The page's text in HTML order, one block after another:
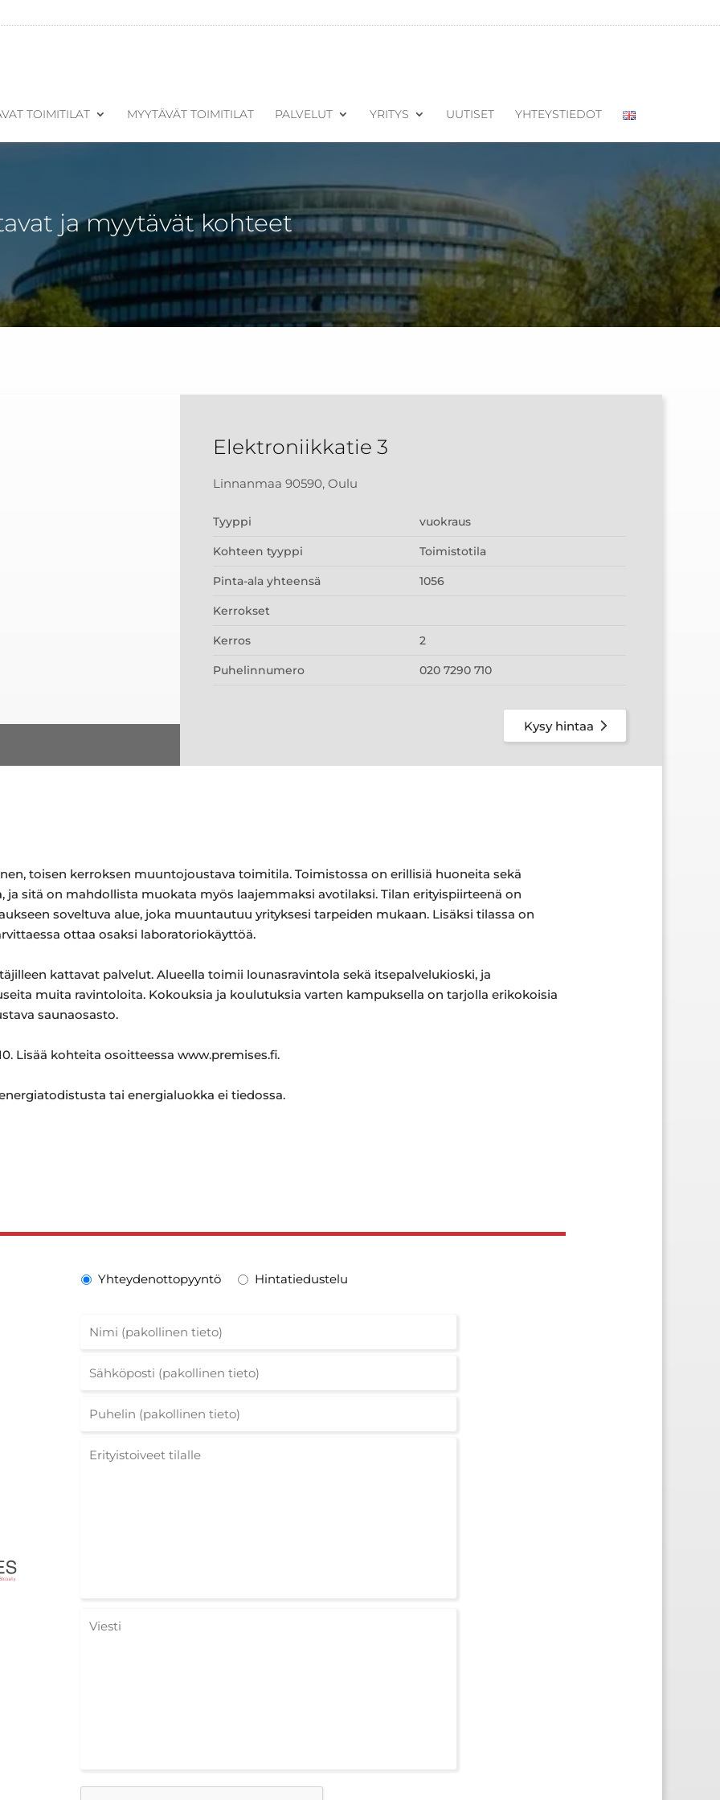
TOIMITILAT MYYTÄVÄT TOIMITILAT PALVELUT YRITYS UUTISET YHTEYSTIEDOT
ja myytävät kohteet
Elektroniikkatie 3
Linnanmaa 90590, Oulu
Tyyppi vuokraus
Kohteen tyyppi Toimistotila
Pinta-ala yhteensä 1056
Kerrokset
Kerros 2
Puhelinnumero 020 7290 710
Kysy hintaa
toisen kerroksen muuntojoustava toimitila. Toimistossa on erillisiä huoneita sekä
sitä on mahdollista muokata myös laajemmaksi avotilaksi. Tilan erityispiirteenä on
soveltuva alue, joka muuntautuu yrityksesi tarpeiden mukaan. Lisäksi tilassa on
ottaa osaksi laboratoriokäyttöä.
kattavat palvelut. Alueella toimii lounasravintola sekä itsepalvelukioski, ja
muita ravintoloita. Kokouksia ja koulutuksia varten kampuksella on tarjolla erikokoisia
saunaosasto.
Lisää kohteita osoitteessa www.premises.fi.
tai energialuokka ei tiedossa.
Yhteydenottopyyntö Hintatiedustelu